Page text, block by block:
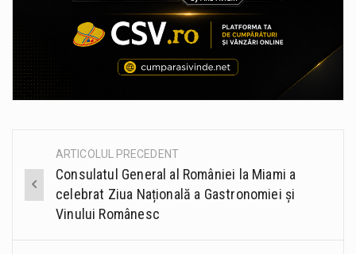
Post
navigation
ARTICOLUL PRECEDENT
Consulatul General al României la Miami a
celebrat Ziua Națională a Gastronomiei și
Vinului Românesc